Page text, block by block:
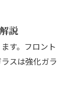
説
す。フロント
スは強化ガラ